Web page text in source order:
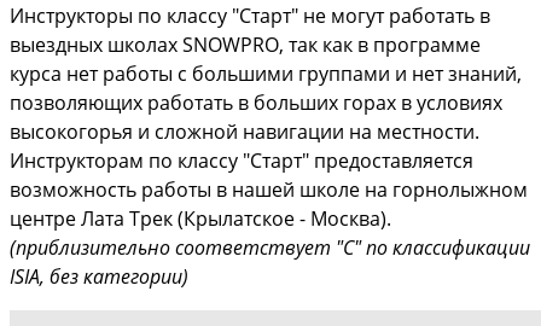
Инструкторы по классу "Старт" не могут работать в
выездных школах SNOWPRO, так как в программе
курса нет работы с большими группами и нет знаний,
позволяющих работать в больших горах в условиях
высокогорья и сложной навигации на местности.
Инструкторам по классу "Старт" предоставляется
возможность работы в нашей школе на горнолыжном
центре Лата Трек (Крылатское - Москва).
(приблизительно соответствует "С" по классификации
ISIA, без категории)